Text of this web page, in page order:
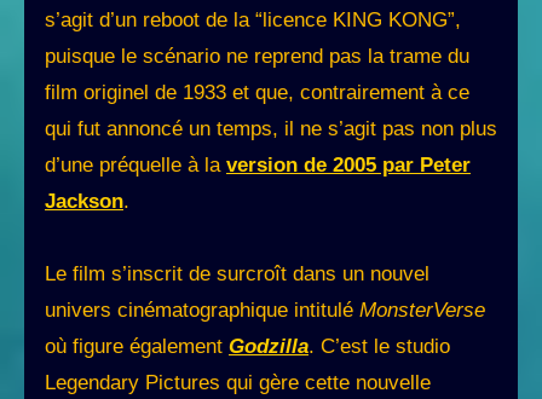
s’agit d’un reboot de la “licence KING KONG”,
puisque le scénario ne reprend pas la trame du
film originel de 1933 et que, contrairement à ce
qui fut annoncé un temps, il ne s’agit pas non plus
d’une préquelle à la version de 2005 par Peter
Jackson.
Le film s’inscrit de surcroît dans un nouvel
univers cinématographique intitulé MonsterVerse
où figure également Godzilla. C’est le studio
Legendary Pictures qui gère cette nouvelle